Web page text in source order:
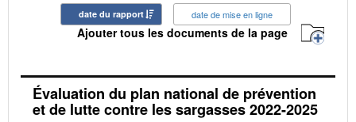
date du rapport date de mise en ligne
Ajouter tous les documents de la page
Évaluation du plan national de prévention
et de lutte contre les sargasses 2022-2025